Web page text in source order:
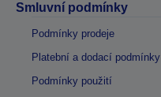
Smluvní podmínky
Podmínky prodeje
Platební a dodací podmínky
Podmínky použití